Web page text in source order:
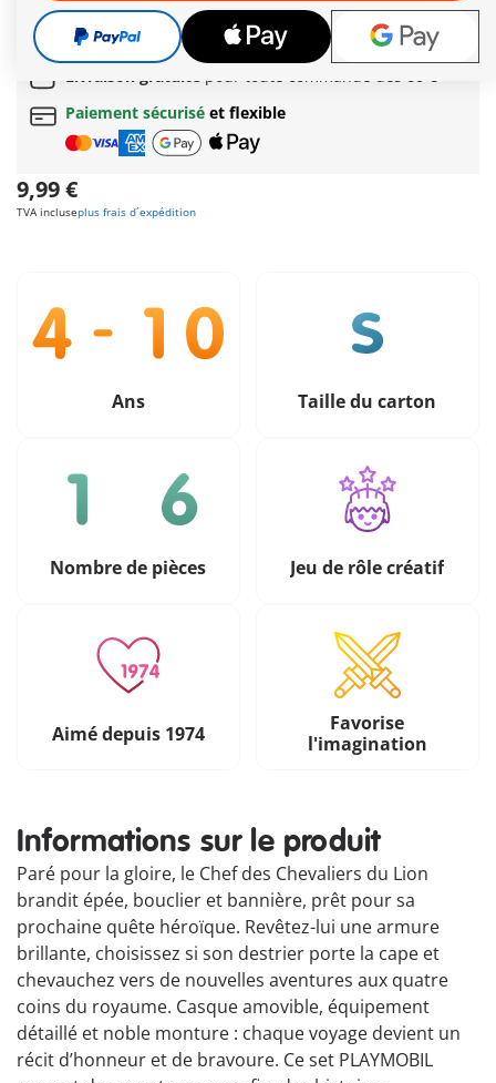
Le délai normalde livraison 4 à 7 jours ouvrés
Cadeau
incroyable offert dès 35 € d’achat!
Livraison gratuite pour toute commande dès 60 €
Paiement sécurisé et flexible
9,99 €
TVA incluseplus frais d´expédition
Ans Taille du carton
Nombre de pièces Jeu de rôle créatif
Aimé depuis 1974
Favorise
l'imagination
Informations sur le produit
Paré pour la gloire, le Chef des Chevaliers du Lion
brandit épée, bouclier et bannière, prêt pour sa
prochaine quête héroïque. Revêtez-lui une armure
brillante, choisissez si son destrier porte la cape et
chevauchez vers de nouvelles aventures aux quatre
coins du royaume. Casque amovible, équipement
détaillé et noble monture : chaque voyage devient un
récit d’honneur et de bravoure. Ce set PLAYMOBIL